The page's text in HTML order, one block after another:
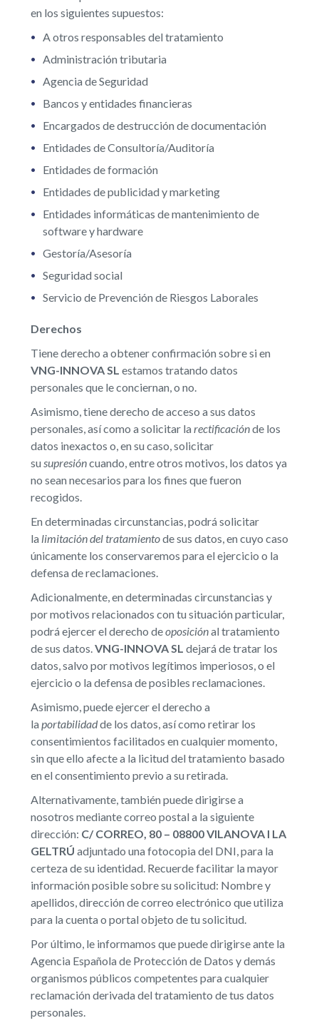
en los siguientes supuestos:
A otros responsables del tratamiento
Administración tributaria
Agencia de Seguridad
Bancos y entidades financieras
Encargados de destrucción de documentación
Entidades de Consultoría/Auditoría
Entidades de formación
Entidades de publicidad y marketing
Entidades informáticas de mantenimiento de
software y hardware
Gestoría/Asesoría
Seguridad social
Servicio de Prevención de Riesgos Laborales
Derechos
Tiene derecho a obtener confirmación sobre si en
VNG-INNOVA SL estamos tratando datos
personales que le conciernan, o no.
Asimismo, tiene derecho de acceso a sus datos
personales, así como a solicitar la rectificaciónde los
datos inexactos o, en su caso, solicitar
su supresióncuando, entre otros motivos, los datos ya
no sean necesarios para los fines que fueron
recogidos.
En determinadas circunstancias, podrá solicitar
la limitación del tratamientode sus datos, en cuyo caso
únicamente los conservaremos para el ejercicio o la
defensa de reclamaciones.
Adicionalmente, en determinadas circunstancias y
por motivos relacionados con tu situación particular,
podrá ejercer el derecho deoposiciónal tratamiento
de sus datos.VNG-INNOVA SL dejará de tratar los
datos, salvo por motivos legítimos imperiosos, o el
ejercicio o la defensa de posibles reclamaciones.
Asimismo, puede ejercer el derecho a
la portabilidadde los datos, así como retirar los
consentimientos facilitados en cualquier momento,
sin que ello afecte a la licitud del tratamiento basado
en el consentimiento previo a su retirada.
Alternativamente, también puede dirigirse a
nosotros mediante correo postal a la siguiente
dirección: C/ CORREO, 80 – 08800 VILANOVA I LA
GELTRÚ adjuntado una fotocopia del DNI, para la
certeza de su identidad. Recuerde facilitar la mayor
información posible sobre su solicitud: Nombre y
apellidos, dirección de correo electrónico que utiliza
para la cuenta o portal objeto de tu solicitud.
Por último, le informamos que puede dirigirse ante la
Agencia Española de Protección de Datos y demás
organismos públicos competentes para cualquier
reclamación derivada del tratamiento de tus datos
personales.